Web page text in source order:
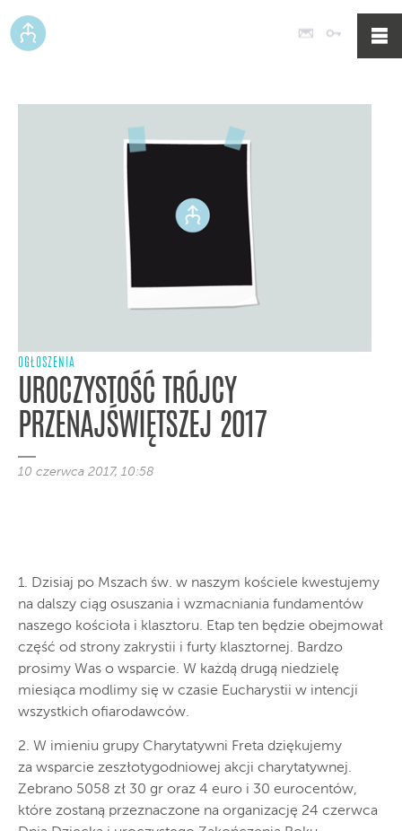
Poczta
OGŁOSZENIA
UROCZYSTOŚĆ TRÓJCY
PRZENAJŚWIĘTSZEJ 2017
10 czerwca 2017, 10:58
1. Dzisiaj po Mszach św. w naszym kościele kwestujemy
na dalszy ciąg osuszania i wzmacniania fundamentów
naszego kościoła i klasztoru. Etap ten będzie obejmował
część od strony zakrystii i furty klasztornej. Bardzo
prosimy Was o wsparcie. W każdą drugą niedzielę
miesiąca modlimy się w czasie Eucharystii w intencji
wszystkich ofiarodawców.
2. W imieniu grupy Charytatywni Freta dziękujemy
za wsparcie zeszłotygodniowej akcji charytatywnej.
Zebrano 5058 zł 30 gr oraz 4 euro i 30 eurocentów,
które zostaną przeznaczone na organizację 24 czerwca